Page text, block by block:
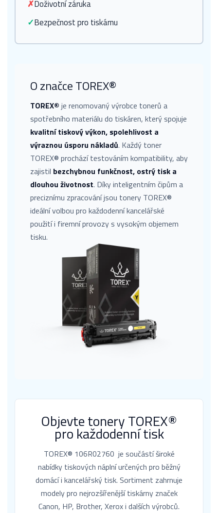
✗Doživotní záruka
✓Bezpečnost pro tiskárnu
O značce TOREX®
TOREX® je renomovaný výrobce tonerů a
spotřebního materiálu do tiskáren, který spojuje
kvalitní tiskový výkon, spolehlivost a
výraznou úsporu nákladů. Každý toner
TOREX® prochází testováním kompatibility, aby
zajistil bezchybnou funkčnost, ostrý tisk a
dlouhou životnost. Díky inteligentním čipům a
preciznímu zpracování jsou tonery TOREX®
ideální volbou pro každodenní kancelářské
použití i firemní provozy s vysokým objemem
tisku.
Objevte tonery TOREX®
pro každodenní tisk
TOREX® 106R02760 je součástí široké
nabídky tiskových náplní určených pro běžný
domácí i kancelářský tisk. Sortiment zahrnuje
modely pro nejrozšířenější tiskárny značek
Canon, HP, Brother, Xerox i dalších výrobců.